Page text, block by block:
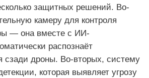
защитных решений. Во-
камеру для контроля
— она вместе с ИИ-
распознаёт
дроны. Во-вторых, систему
которая выявляет угрозу